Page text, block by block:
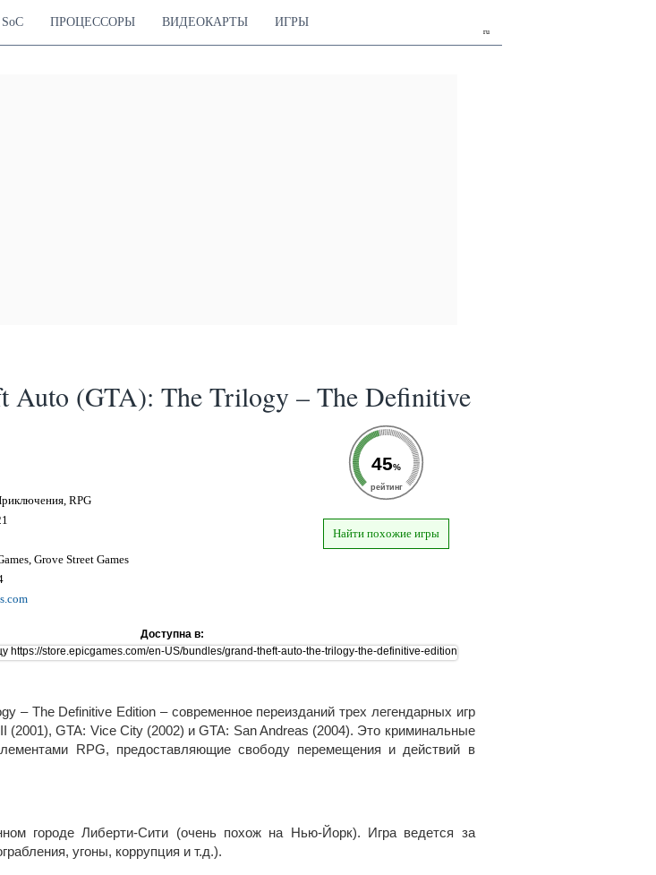
ru
SoC ПРОЦЕССОРЫ ВИДЕОКАРТЫ ИГРЫ
Auto (GTA): The Trilogy – The Definitive
45%
рейтинг
Найти похожие игры
RPG
Grove Street Games
Доступна в:
– The Definitive Edition – современное переизданий трех легендарных игр
(2001), GTA: Vice City (2002) и GTA: San Andreas (2004). Это криминальные
RPG, предоставляющие свободу перемещения и действий в
городе Либерти-Сити (очень похож на Нью-Йорк). Игра ведется за
угоны, коррупция и т.д.).